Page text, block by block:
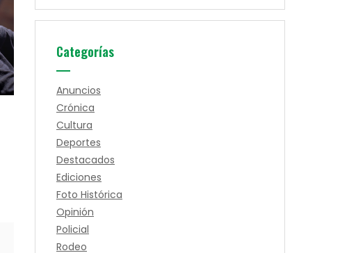
Categorías
Anuncios
Crónica
Cultura
Deportes
Destacados
Ediciones
Foto Histórica
Opinión
Policial
Rodeo